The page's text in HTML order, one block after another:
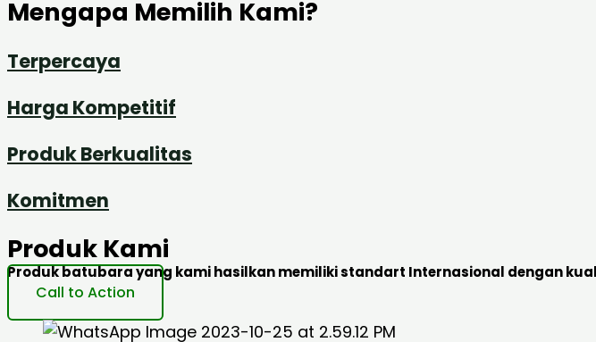
Mengapa Memilih Kami?
Terpercaya
Harga Kompetitif
Produk Berkualitas
Komitmen
Produk Kami
Produk batubara yang kami hasilkan memiliki standart Internasional dengan
Call to Action